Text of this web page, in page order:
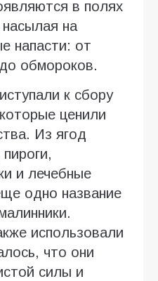
в полях
на
напасти: от
обмороков.
к сбору
ценили
Из ягод
и лечебные
одно название
использовали
что они
силы и